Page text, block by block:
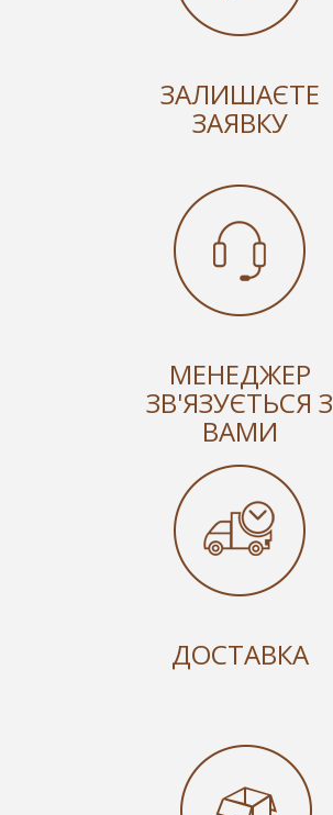
ЗАЛИШАЄТЕ
ЗАЯВКУ
МЕНЕДЖЕР
ЗВ'ЯЗУЄТЬСЯ З
ВАМИ
ДОСТАВКА